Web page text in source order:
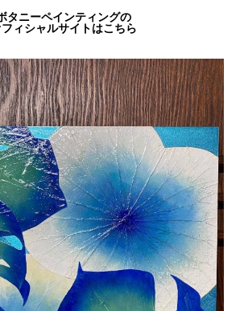
タニーペインティングの
ィシャルサイトはこちら